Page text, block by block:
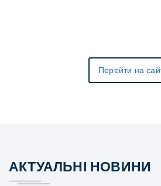
Перейти на
АКТУАЛЬНІ НОВИНИ